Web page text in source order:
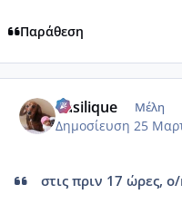
Παράθεση
Vasilique Μέλη
Δημοσίευση 25
στις πριν 17 ώρες, ο/